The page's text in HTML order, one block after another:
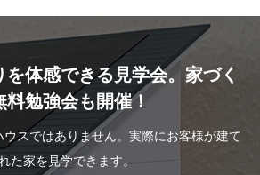
体感できる見学会。家づく
料勉強会も開催！
ウスではありません。実際にお客様が建て
た家を見学できます。